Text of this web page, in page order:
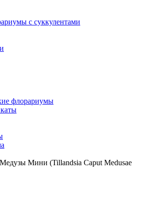
с суккулентами
флорариумы
Мини (Tillandsia Caput Medusae